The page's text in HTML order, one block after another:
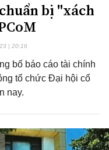
bị "xách
| 20:16
bố báo cáo tài chính
tổ chức Đại hội cổ
nay.